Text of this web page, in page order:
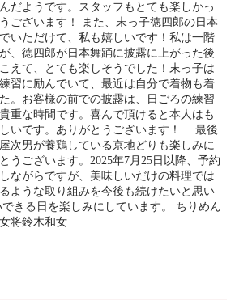
だようです。スタッフもとても楽しかっ
ございます！ また、末っ子徳四郎の日本
いただけて、私も嬉しいです！私は一階
、徳四郎が日本舞踊に披露に上がった後
えて、とても楽しそうでした！末っ子は
習に励んでいて、最近は自分で着物も着
。お客様の前での披露は、日ごろの練習
重な時間です。喜んで頂けると本人はも
いです。ありがとうございます！ 最後
次男が養鶏している京地どりも楽しみに
うございます。2025年7月25日以降、予約
ながらですが、美味しいだけの料理では
ような取り組みを今後も続けたいと思い
きる日を楽しみにしています。 ちりめん
将鈴木和女